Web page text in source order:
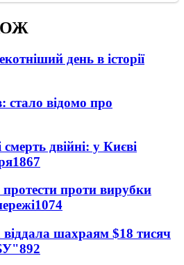
день в історії
стало відомо про
двійні: у Києві
1867
проти вирубки
1074
віддала шахраям $18 тисяч
892